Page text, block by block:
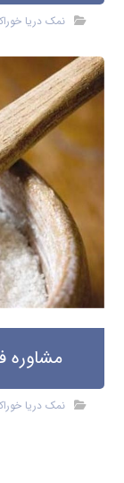
نمک دریا
مشاوره
نمک دریا